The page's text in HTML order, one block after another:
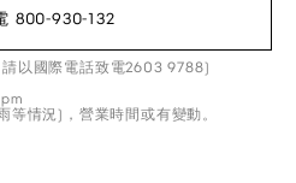
800-930-132
以國際電話致電2603 9788)
情況)，營業時間或有變動。